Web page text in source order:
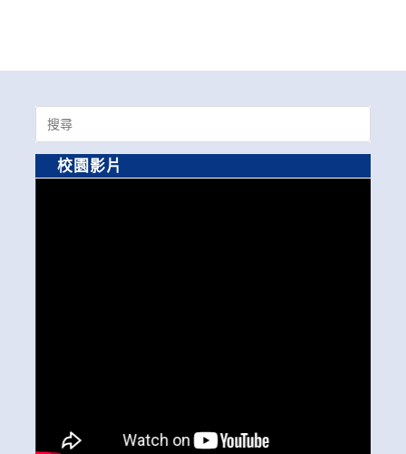
Search
for:
校園影片